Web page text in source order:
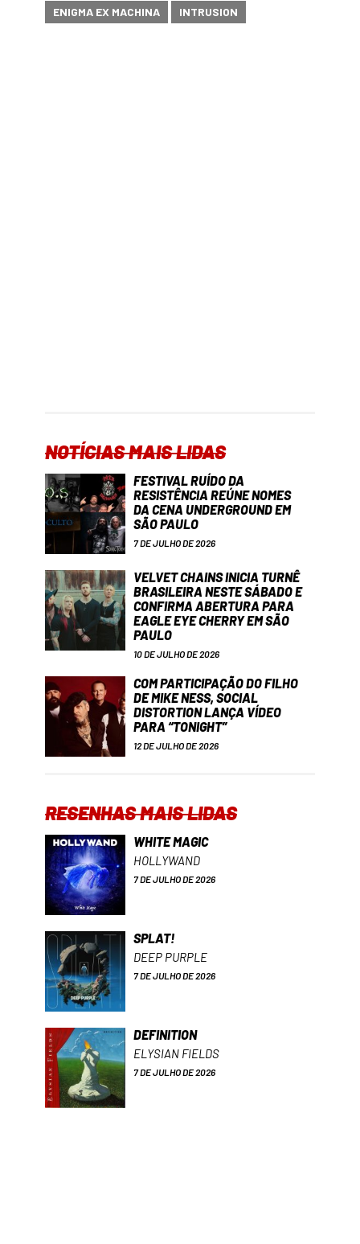
ENIGMA EX MACHINA INTRUSION
NOTÍCIAS MAIS LIDAS
FESTIVAL RUÍDO DA
RESISTÊNCIA REÚNE NOMES
DA CENA UNDERGROUND EM
SÃO PAULO
7 DE JULHO DE 2026
VELVET CHAINS INICIA TURNÊ
BRASILEIRA NESTE SÁBADO E
CONFIRMA ABERTURA PARA
EAGLE EYE CHERRY EM SÃO
PAULO
10 DE JULHO DE 2026
COM PARTICIPAÇÃO DO FILHO
DE MIKE NESS, SOCIAL
DISTORTION LANÇA VÍDEO
PARA “TONIGHT”
12 DE JULHO DE 2026
RESENHAS MAIS LIDAS
WHITE MAGIC
HOLLYWAND
7 DE JULHO DE 2026
SPLAT!
DEEP PURPLE
7 DE JULHO DE 2026
DEFINITION
ELYSIAN FIELDS
7 DE JULHO DE 2026